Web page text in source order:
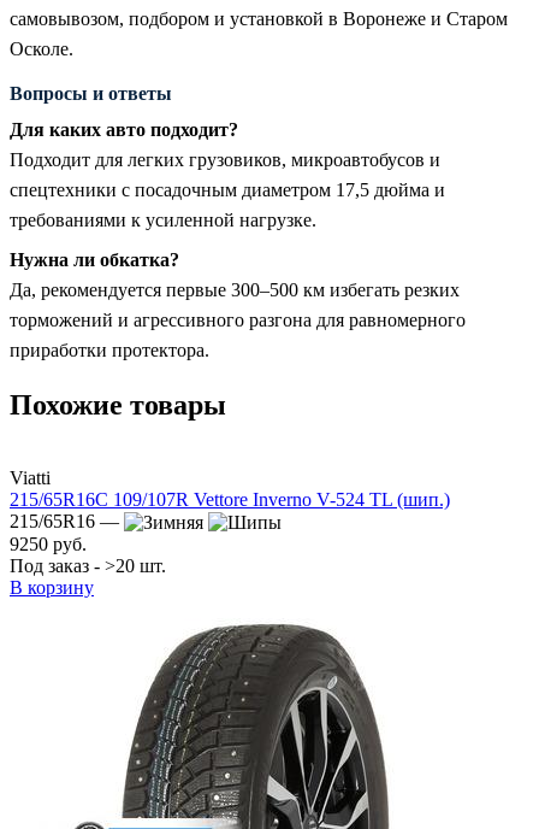
самовывозом, подбором и установкой в Воронеже и Старом
Осколе.
Вопросы и ответы
Для каких авто подходит?
Подходит для легких грузовиков, микроавтобусов и
спецтехники с посадочным диаметром 17,5 дюйма и
требованиями к усиленной нагрузке.
Нужна ли обкатка?
Да, рекомендуется первые 300–500 км избегать резких
торможений и агрессивного разгона для равномерного
приработки протектора.
Похожие товары
Viatti
215/65R16C 109/107R Vettore Inverno V-524 TL (шип.)
215/65R16 —
9250 руб.
Под заказ - >20 шт.
В корзину